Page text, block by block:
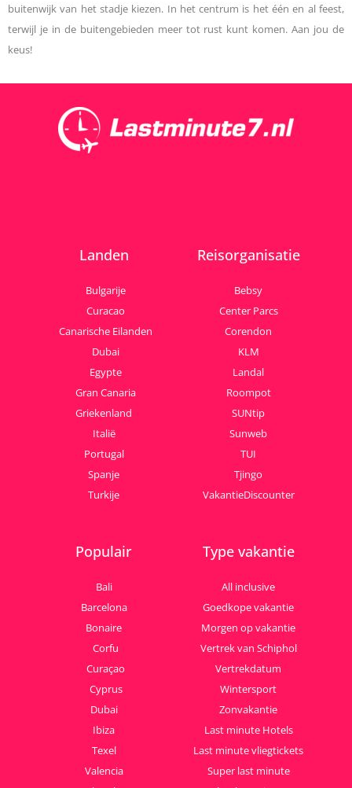
buitenwijk van het stadje kiezen. In het centrum is het één en al feest,
terwijl je in de buitengebieden meer tot rust kunt komen. Aan jou de
keus!
Landen
Bulgarije
Curacao
Canarische Eilanden
Dubai
Egypte
Gran Canaria
Griekenland
Italië
Portugal
Spanje
Turkije
Reisorganisatie
Bebsy
Center Parcs
Corendon
KLM
Landal
Roompot
SUNtip
Sunweb
TUI
Tjingo
VakantieDiscounter
Populair
Bali
Barcelona
Bonaire
Corfu
Curaçao
Cyprus
Dubai
Ibiza
Texel
Valencia
Type vakantie
All inclusive
Goedkope vakantie
Morgen op vakantie
Vertrek van Schiphol
Vertrekdatum
Wintersport
Zonvakantie
Last minute Hotels
Last minute vliegtickets
Super last minute